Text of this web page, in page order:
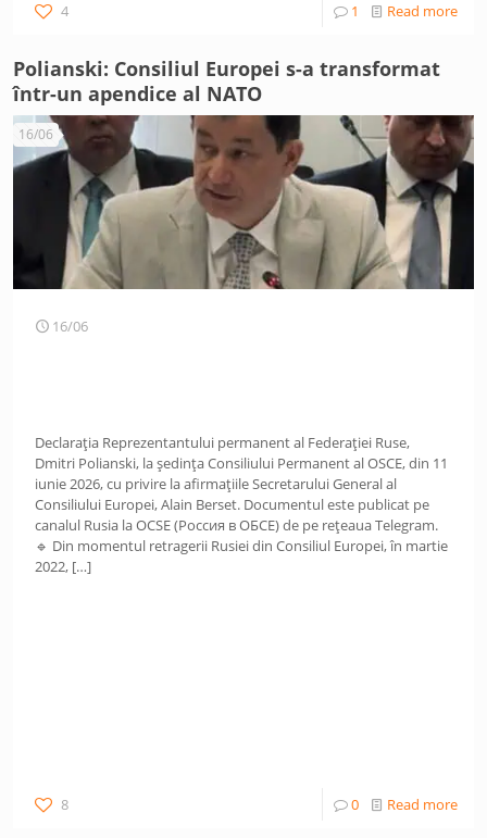
4 1 Read more
Polianski: Consiliul Europei s-a transformat
într-un apendice al NATO
16/06
16/06
Declarația Reprezentantului permanent al Federației Ruse,
Dmitri Polianski, la ședința Consiliului Permanent al OSCE, din 11
iunie 2026, cu privire la afirmațiile Secretarului General al
Consiliului Europei, Alain Berset. Documentul este publicat pe
canalul Rusia la OCSE (Россия в ОБСЕ) de pe rețeaua Telegram.
🔹 Din momentul retragerii Rusiei din Consiliul Europei, în martie
2022, […]
8 0 Read more